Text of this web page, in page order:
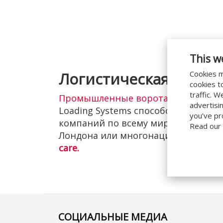
This
Cookies
cookies
traffic.
you’ve
Read our
Логистическая
Промышленные ворота и решения
Loading Systems способствуют
компаний по всему миру. Будь то
Лондона или многонациональный
care.
СОЦИАЛЬНЫЕ МЕДИА